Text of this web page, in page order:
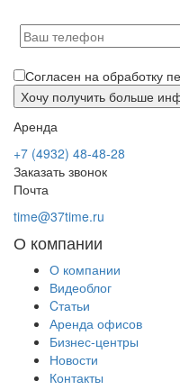
Согласен на обработку
Аренда
+7 (4932) 48-48-28
Заказать звонок
Почта
time@37time.ru
О компании
О компании
Видеоблог
Cтатьи
Аренда офисов
Бизнес-центры
Новости
Контакты